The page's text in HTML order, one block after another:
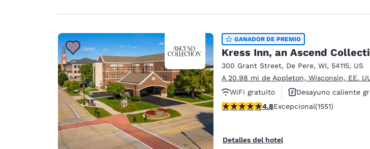
GANADOR DE PREMIO
Kress Inn, an Ascend
300 Grant Street, De Pere, WI, 54115, US
A 20.98 mi de Appleton, Wisconsin, EE.
WiFi gratuito
Desayuno caliente
Se aceptan mascotas
calificación de 4.84 estrellas. Excepcional.
4.8Excepcional(1551)
Detalles del hotel